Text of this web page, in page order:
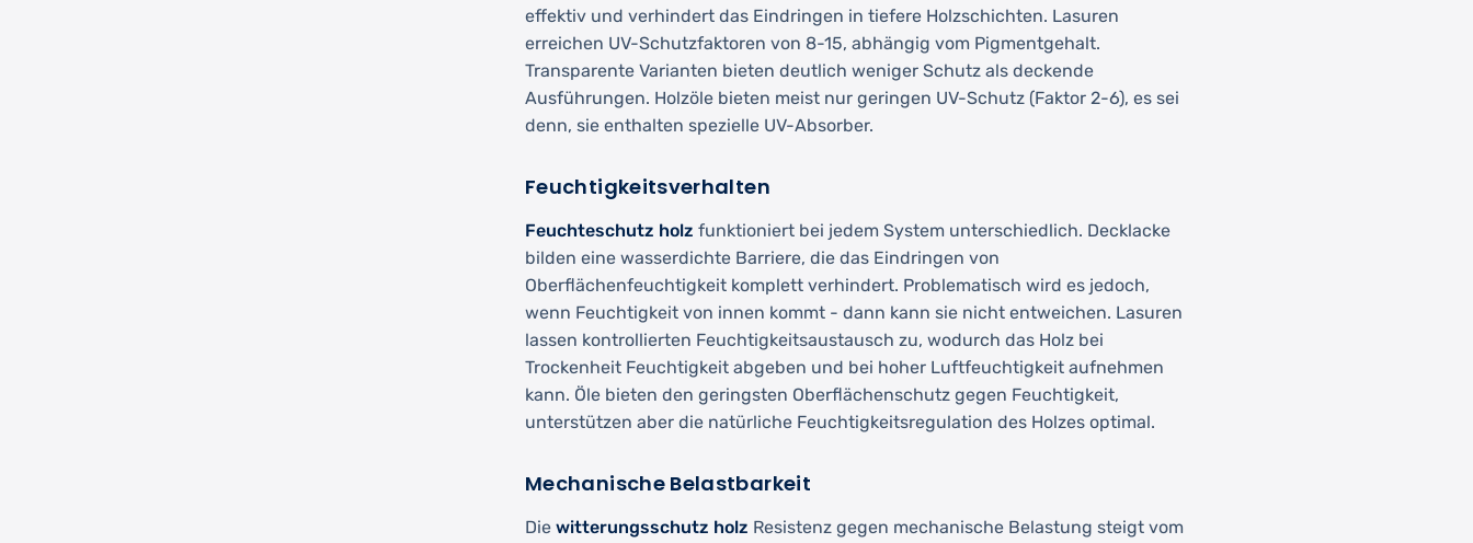
effektiv und verhindert das Eindringen in tiefere Holzschichten. Lasuren
erreichen UV-Schutzfaktoren von 8-15, abhängig vom Pigmentgehalt.
Transparente Varianten bieten deutlich weniger Schutz als deckende
Ausführungen. Holzöle bieten meist nur geringen UV-Schutz (Faktor 2-6), es sei
denn, sie enthalten spezielle UV-Absorber.
Feuchtigkeitsverhalten
Feuchteschutz holz funktioniert bei jedem System unterschiedlich. Decklacke
bilden eine wasserdichte Barriere, die das Eindringen von
Oberflächenfeuchtigkeit komplett verhindert. Problematisch wird es jedoch,
wenn Feuchtigkeit von innen kommt - dann kann sie nicht entweichen. Lasuren
lassen kontrollierten Feuchtigkeitsaustausch zu, wodurch das Holz bei
Trockenheit Feuchtigkeit abgeben und bei hoher Luftfeuchtigkeit aufnehmen
kann. Öle bieten den geringsten Oberflächenschutz gegen Feuchtigkeit,
unterstützen aber die natürliche Feuchtigkeitsregulation des Holzes optimal.
Mechanische Belastbarkeit
Die witterungsschutz holz Resistenz gegen mechanische Belastung steigt vom